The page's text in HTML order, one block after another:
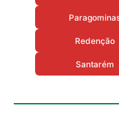
Redenção
Santarém